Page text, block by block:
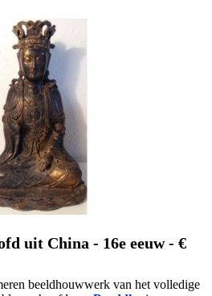
uit China - 16e eeuw - €
beeldhouwwerk van het volledige